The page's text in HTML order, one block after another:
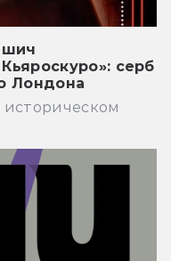
серб
Лондона